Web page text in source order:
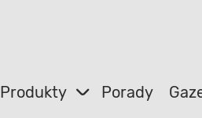
Produkty Porady